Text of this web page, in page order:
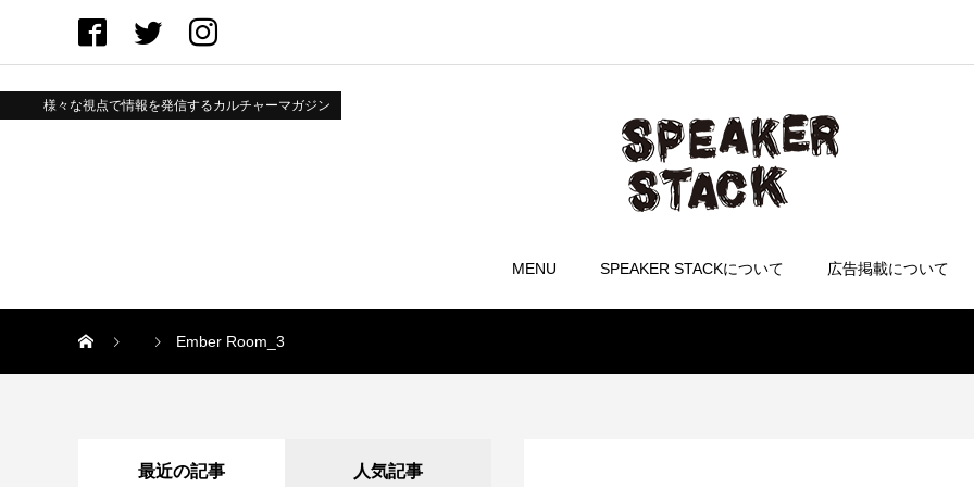
様々な視点で情報を発信するカルチャーマガジン
MENU SPEAKER STACKについて 広告掲載について
Ember Room_3
最近の記事 人気記事